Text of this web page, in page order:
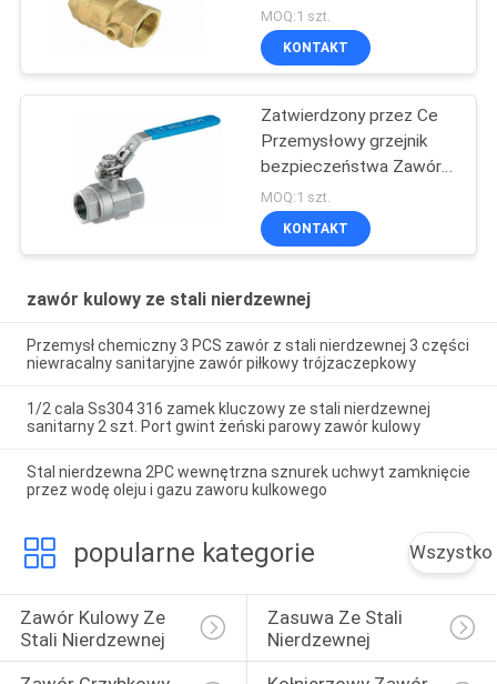
Gwint wewnętrzny
Obsługa ręczna
MOQ:1 szt.
KONTAKT
Zatwierdzony przez Ce
Przemysłowy grzejnik
bezpieczeństwa Zawór
kulowy z mosiądzu
gazowego 1/4 cala
Męski zawór odcinający z
MOQ:1 szt.
KONTAKT
zawór kulowy ze stali nierdzewnej
Przemysł chemiczny 3 PCS zawór z stali nierdzewnej 3 części
niewracalny sanitaryjne zawór piłkowy trójzaczepkowy
1/2 cala Ss304 316 zamek kluczowy ze stali nierdzewnej
sanitarny 2 szt. Port gwint żeński parowy zawór kulowy
Stal nierdzewna 2PC wewnętrzna sznurek uchwyt zamknięcie
przez wodę oleju i gazu zaworu kulkowego
popularne kategorie Wszystko
Zawór Kulowy Ze
Stali Nierdzewnej
Zasuwa Ze Stali
Nierdzewnej